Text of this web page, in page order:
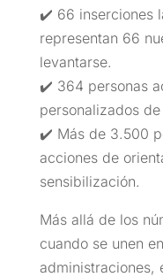
✔️ 66 inserciones
representan 66
levantarse.
✔️ 364 personas
personalizados
✔️ Más de 3.500
acciones de
sensibilización.
Más allá de los
cuando se unen
administraciones,